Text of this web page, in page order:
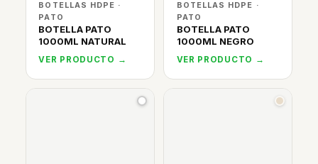
BOTELLAS HDPE ·
PATO
BOTELLA PATO
1000ML NATURAL
VER PRODUCTO →
BOTELLAS HDPE ·
PATO
BOTELLA PATO
1000ML NEGRO
VER PRODUCTO →